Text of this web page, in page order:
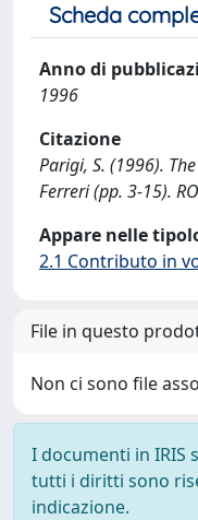
Scheda
Anno di
1996
Citazione
Parigi, S. (1996).
Ferreri (pp. 3-15).
Appare nelle
2.1 Contributo in
File in questo
Non ci sono file
I documenti in IRIS
tutti i diritti sono
indicazione.